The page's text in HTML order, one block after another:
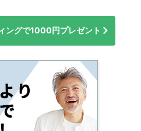
ングで1000円プレゼント